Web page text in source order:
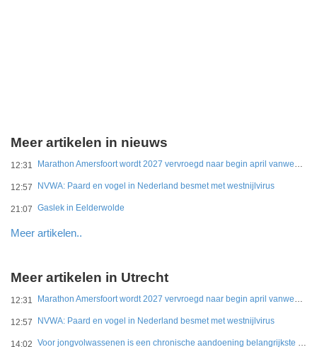
Meer artikelen in nieuws
12:31 Marathon Amersfoort wordt 2027 vervroegd naar begin april vanwege hitte
12:57 NVWA: Paard en vogel in Nederland besmet met westnijlvirus
21:07 Gaslek in Eelderwolde
Meer artikelen..
Meer artikelen in Utrecht
12:31 Marathon Amersfoort wordt 2027 vervroegd naar begin april vanwege hitte
12:57 NVWA: Paard en vogel in Nederland besmet met westnijlvirus
14:02 Voor jongvolwassenen is een chronische aandoening belangrijkste belemmering